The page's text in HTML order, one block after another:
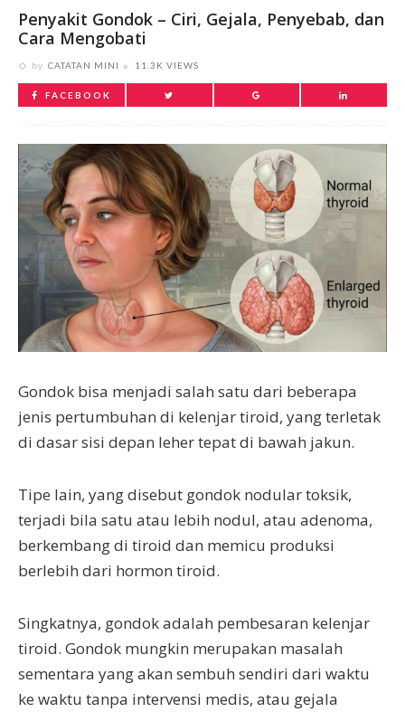
Penyakit Gondok – Ciri, Gejala, Penyebab, dan
Cara Mengobati
by CATATAN MINI 11.3K VIEWS
FACEBOOK
Gondok bisa menjadi salah satu dari beberapa
jenis pertumbuhan di kelenjar tiroid, yang terletak
di dasar sisi depan leher tepat di bawah jakun.
Tipe lain, yang disebut gondok nodular toksik,
terjadi bila satu atau lebih nodul, atau adenoma,
berkembang di tiroid dan memicu produksi
berlebih dari hormon tiroid.
Singkatnya, gondok adalah pembesaran kelenjar
tiroid. Gondok mungkin merupakan masalah
sementara yang akan sembuh sendiri dari waktu
ke waktu tanpa intervensi medis, atau gejala